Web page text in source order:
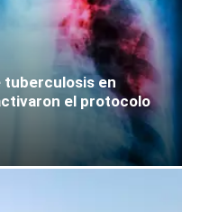
tuberculosis en
el protocolo